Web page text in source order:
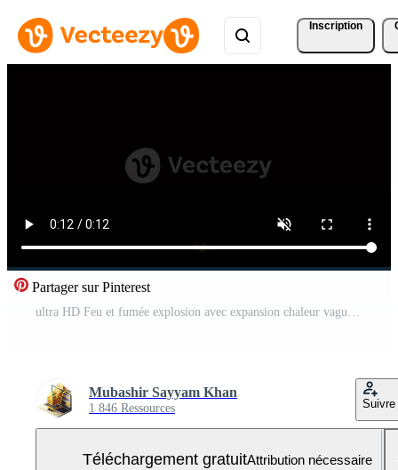
Inscription
Partager sur Pinterest
Mubashir Sayyam Khan
1 846 Ressources Suivre
Téléchargement gratuitAttribution nécessaire